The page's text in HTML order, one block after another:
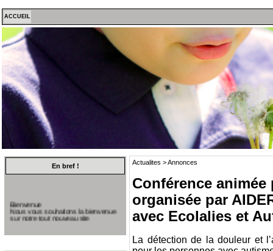
ACCUEIL
En bref !
Bienvenue
Nous vous souhaitons la bienvenue
sur notre tout nouveau site
Actualites > Annonces
Conférence
organisée par
avec Ecolalies et
La détection de la douleur et